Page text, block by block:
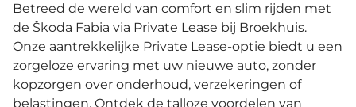
Betreed de wereld van comfort en slim rijden met
de Škoda Fabia via Private Lease bij Broekhuis.
Onze aantrekkelijke Private Lease-optie biedt u een
zorgeloze ervaring met uw nieuwe auto, zonder
kopzorgen over onderhoud, verzekeringen of
belastingen. Ontdek de talloze voordelen van